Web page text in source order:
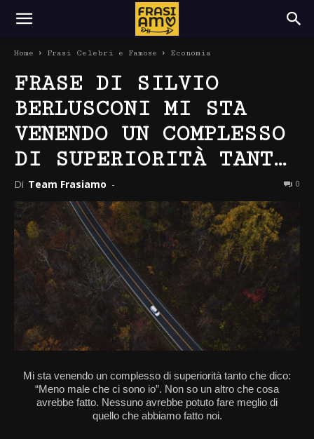
Home Frasi Celebri e Famose Economia
FRASE DI SILVIO
BERLUSCONI MI STA
VENENDO UN COMPLESSO
DI SUPERIORITÀ TANT…
Di Team Frasiamo - 0
Mi sta venendo un complesso di superiorità tanto che dico:
“Meno male che ci sono io”. Non so un altro che cosa
avrebbe fatto. Nessuno avrebbe potuto fare meglio di
quello che abbiamo fatto noi.